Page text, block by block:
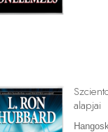
alapjai